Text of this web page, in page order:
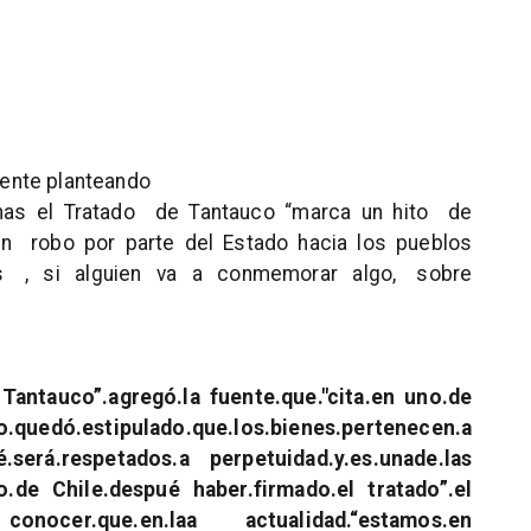
planteando
el Tratado de Tantauco “marca un hito de
robo por parte del Estado hacia los pueblos
, si alguien va a conmemorar algo, sobre
fuente.que. cita.en uno.de
perpetuidad.y.es.unade.las
Chile.despué haber.firmado.el tratado”.el
actualidad.“estamos.en